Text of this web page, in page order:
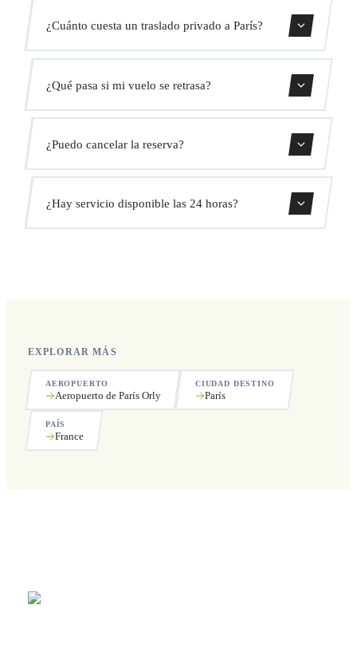
¿Cuánto cuesta un traslado privado a París?
Usa nuestro formulario de reserva para obtener un precio
fijo al instante. Sin cargos ocultos.
¿Qué pasa si mi vuelo se retrasa?
conductor ajustará automáticamente la hora de recogida
sin coste adicional.
¿Puedo cancelar la reserva?
recogida.
¿Hay servicio disponible las 24 horas?
EXPLORAR MÁS
AEROPUERTO
Aeropuerto de París Orly
CIUDAD DESTINO
París
PAÍS
France